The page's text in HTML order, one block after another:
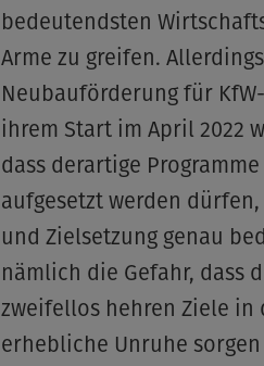
bedeutendsten
Arme zu greifen.
Neubauförderung für
ihrem Start im April 2022
dass derartige
aufgesetzt werden
und Zielsetzung genau
nämlich die Gefahr, dass
zweifellos hehren Ziele
erhebliche Unruhe